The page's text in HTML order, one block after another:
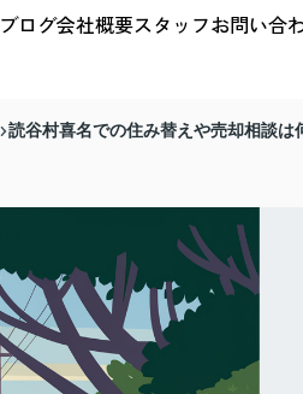
ブログ会社概要スタッフお問い合
読谷村喜名での住み替えや売却相談